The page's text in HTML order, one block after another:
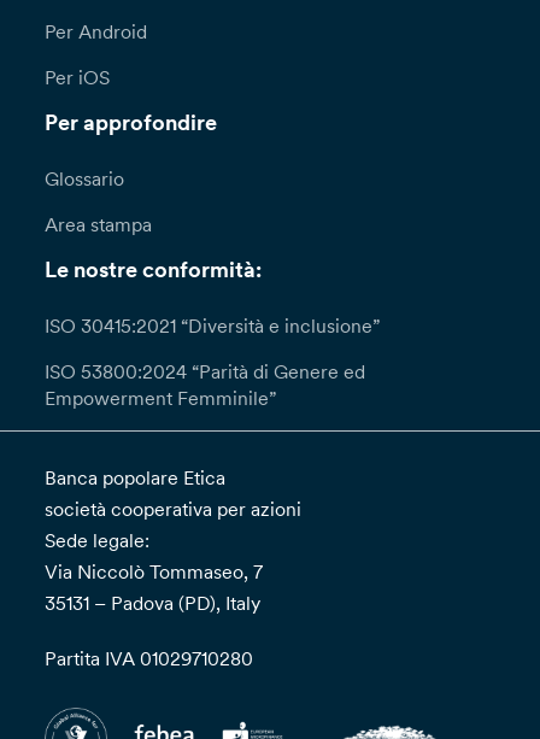
Per Android
Per iOS
Per approfondire
Glossario
Area stampa
Le nostre conformità:
ISO 30415:2021 “Diversità e inclusione”
ISO 53800:2024 “Parità di Genere ed
Empowerment Femminile”
Banca popolare Etica
società cooperativa per azioni
Sede legale:
Via Niccolò Tommaseo, 7
35131 – Padova (PD), Italy
Partita IVA 01029710280